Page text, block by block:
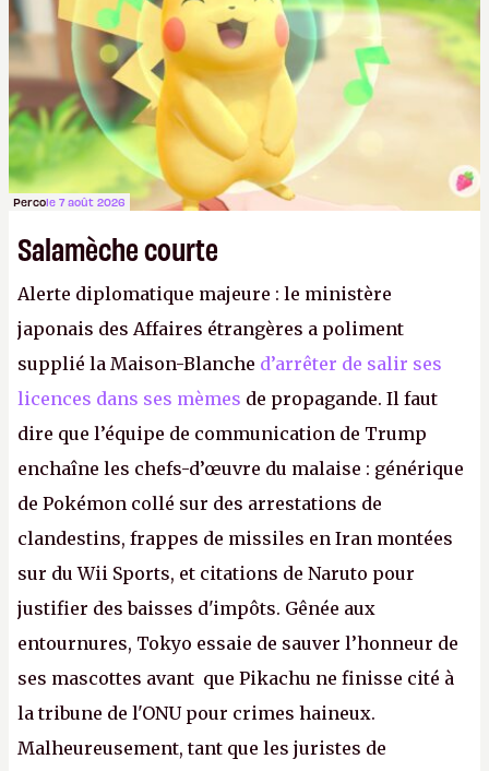
consoles à ces petits cons !
Percole 7 août 2026
Salamèche courte
Alerte diplomatique majeure : le ministère
japonais des Affaires étrangères a poliment
supplié la Maison-Blanche d’arrêter de salir ses
licences dans ses mèmes de propagande. Il faut
dire que l’équipe de communication de Trump
enchaîne les chefs-d’œuvre du malaise : générique
de Pokémon collé sur des arrestations de
clandestins, frappes de missiles en Iran montées
sur du Wii Sports, et citations de Naruto pour
justifier des baisses d'impôts. Gênée aux
entournures, Tokyo essaie de sauver l’honneur de
ses mascottes avant que Pikachu ne finisse cité à
la tribune de l'ONU pour crimes haineux.
Malheureusement, tant que les juristes de